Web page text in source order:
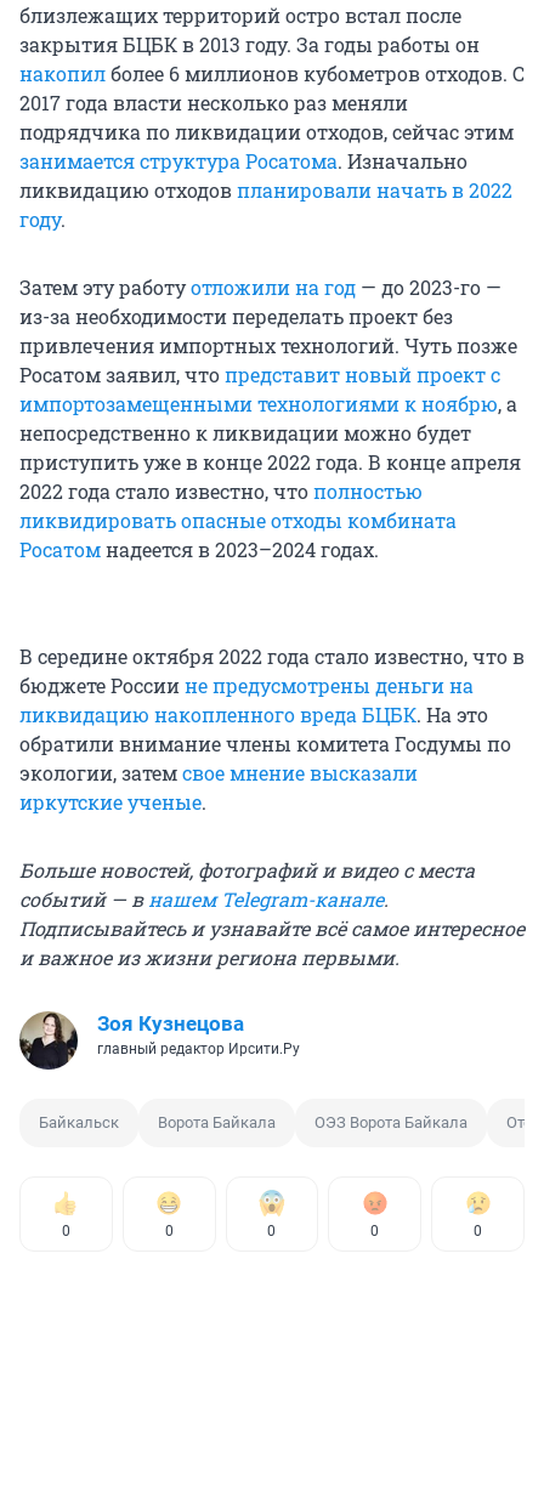
близлежащих территорий остро встал после
закрытия БЦБК в 2013 году. За годы работы он
накопилболее 6 миллионов кубометров отходов. С
2017 года власти несколько раз меняли
подрядчика по ликвидации отходов, сейчас этим
занимается структура Росатома. Изначально
ликвидацию отходовпланировали начать в 2022
году.
Затем эту работуотложили на год — до 2023-го —
из-за необходимости переделать проект без
привлечения импортных технологий. Чуть позже
Росатом заявил, чтопредставит новый проект с
импортозамещенными технологиями к ноябрю, а
непосредственно к ликвидации можно будет
приступить уже в конце 2022 года. В конце апреля
2022 года стало известно, чтополностью
ликвидировать опасные отходы комбината
Росатомнадеется в 2023–2024 годах.
В середине октября 2022 года стало известно, что в
бюджете Россиине предусмотрены деньги на
ликвидацию накопленного вреда БЦБК. На это
обратили внимание члены комитета Госдумы по
экологии, затемсвое мнение высказали
иркутские ученые.
Больше новостей, фотографий и видео с места
событий — внашем Telegram-канале.
Подписывайтесь и узнавайте всё самое интересное
и важное из жизни региона первыми.
Зоя Кузнецова
главный редактор Ирсити.Ру
Байкальск Ворота Байкала ОЭЗ Ворота Байкала
0 0 0 0 0